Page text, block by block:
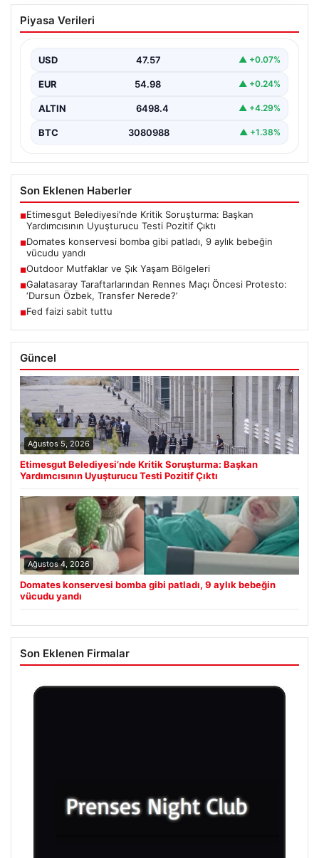
Domates konservesi bomba gibi patladı,
9 aylık bebeğin vücudu yandı
Piyasa Verileri
USD 47.57 ▲ +0.07%
EUR 54.98 ▲ +0.24%
ALTIN 6498.4 ▲ +4.29%
BTC 3080988 ▲ +1.38%
Son Eklenen Haberler
■Etimesgut Belediyesi’nde Kritik Soruşturma: Başkan
Yardımcısının Uyuşturucu Testi Pozitif Çıktı
■Domates konservesi bomba gibi patladı, 9 aylık bebeğin
vücudu yandı
■Outdoor Mutfaklar ve Şık Yaşam Bölgeleri
■Galatasaray Taraftarlarından Rennes Maçı Öncesi Protesto:
‘Dursun Özbek, Transfer Nerede?’
■Fed faizi sabit tuttu
Güncel
Ağustos 5, 2026
Etimesgut Belediyesi’nde Kritik Soruşturma: Başkan
Yardımcısının Uyuşturucu Testi Pozitif Çıktı
Ağustos 4, 2026
Domates konservesi bomba gibi patladı, 9 aylık bebeğin
vücudu yandı
Son Eklenen Firmalar